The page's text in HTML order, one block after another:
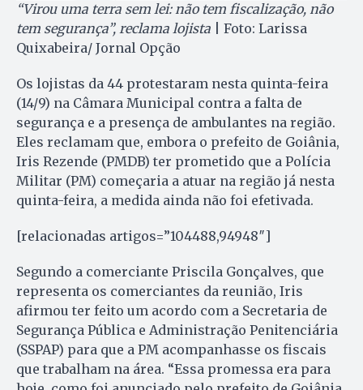
“Virou uma terra sem lei: não tem fiscalização, não
tem segurança”, reclama lojista | Foto: Larissa
Quixabeira/ Jornal Opção
Os lojistas da 44 protestaram nesta quinta-feira
(14/9) na Câmara Municipal contra a falta de
segurança e a presença de ambulantes na região.
Eles reclamam que, embora o prefeito de Goiânia,
Iris Rezende (PMDB) ter prometido que a Polícia
Militar (PM) começaria a atuar na região já nesta
quinta-feira, a medida ainda não foi efetivada.
[relacionadas artigos=”104488,94948″]
Segundo a comerciante Priscila Gonçalves, que
representa os comerciantes da reunião, Iris
afirmou ter feito um acordo com a Secretaria de
Segurança Pública e Administração Penitenciária
(SSPAP) para que a PM acompanhasse os fiscais
que trabalham na área. “Essa promessa era para